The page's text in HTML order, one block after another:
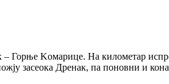
Горње Kомарице. На километар
засеока Дренак, па поновни и